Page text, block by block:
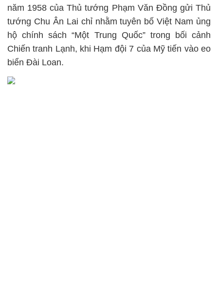
năm 1958 của Thủ tướng Phạm Văn Đồng gửi Thủ
tướng Chu Ân Lai chỉ nhằm tuyên bố Việt Nam ủng
hộ chính sách “Một Trung Quốc” trong bối cảnh
Chiến tranh Lạnh, khi Hạm đội 7 của Mỹ tiến vào eo
biển Đài Loan.